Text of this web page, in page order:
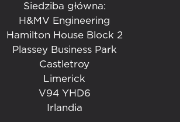
Siedziba główna:
H&MV Engineering
Hamilton House Block 2
Plassey Business Park
Castletroy
Limerick
V94 YHD6
Irlandia